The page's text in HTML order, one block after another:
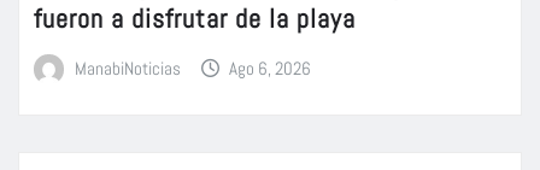
fueron a disfrutar de la playa
ManabiNoticias Ago 6, 2026